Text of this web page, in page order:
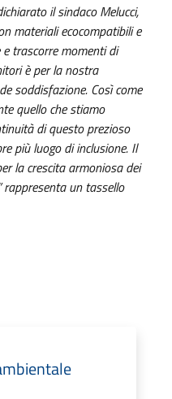
il sindaco Melucci,
materiali ecocompatibili e
trascorre momenti di
è per la nostra
soddisfazione. Così come
quello che stiamo
di questo prezioso
più luogo di inclusione. Il
la crescita armoniosa dei
rappresenta un tassello